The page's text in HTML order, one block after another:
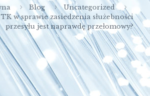
Blog
Uncategorized
w sprawie zasiedzenia służebności
przesyłu jest naprawdę przełomowy?